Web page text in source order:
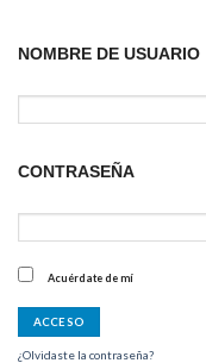
NOMBRE DE USUARIO
CONTRASEÑA
Acuérdate de mí
¿Olvidaste la contraseña?